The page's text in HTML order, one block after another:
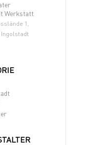
Werkstatt
1,
Ingolstadt